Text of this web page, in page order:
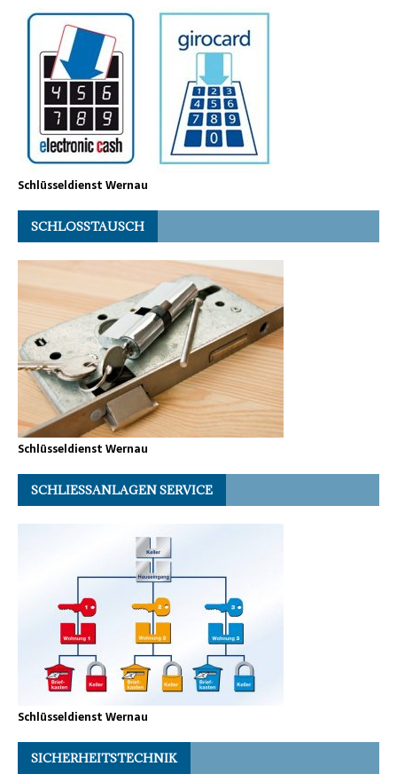
Schlüsseldienst Wernau
SCHLOSSTAUSCH
Schlüsseldienst Wernau
SCHLIESSANLAGEN SERVICE
Schlüsseldienst Wernau
SICHERHEITSTECHNIK